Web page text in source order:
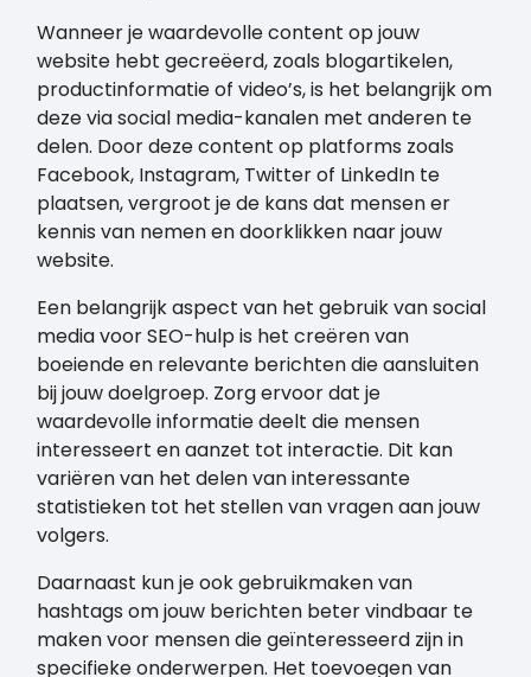
Wanneer je waardevolle content op jouw
website hebt gecreëerd, zoals blogartikelen,
productinformatie of video’s, is het belangrijk om
deze via social media-kanalen met anderen te
delen. Door deze content op platforms zoals
Facebook, Instagram, Twitter of LinkedIn te
plaatsen, vergroot je de kans dat mensen er
kennis van nemen en doorklikken naar jouw
website.
Een belangrijk aspect van het gebruik van social
media voor SEO-hulp is het creëren van
boeiende en relevante berichten die aansluiten
bij jouw doelgroep. Zorg ervoor dat je
waardevolle informatie deelt die mensen
interesseert en aanzet tot interactie. Dit kan
variëren van het delen van interessante
statistieken tot het stellen van vragen aan jouw
volgers.
Daarnaast kun je ook gebruikmaken van
hashtags om jouw berichten beter vindbaar te
maken voor mensen die geïnteresseerd zijn in
specifieke onderwerpen. Het toevoegen van